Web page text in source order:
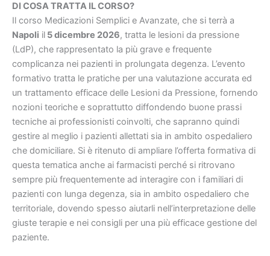
DI COSA TRATTA IL CORSO?
Il corso Medicazioni Semplici e Avanzate, che si terrà a
Napoli il 5 dicembre 2026, tratta le lesioni da pressione
(LdP), che rappresentato la più grave e frequente
complicanza nei pazienti in prolungata degenza. L’evento
formativo tratta le pratiche per una valutazione accurata ed
un trattamento efficace delle Lesioni da Pressione, fornendo
nozioni teoriche e soprattutto diffondendo buone prassi
tecniche ai professionisti coinvolti, che sapranno quindi
gestire al meglio i pazienti allettati sia in ambito ospedaliero
che domiciliare. Si è ritenuto di ampliare l’offerta formativa di
questa tematica anche ai farmacisti perché si ritrovano
sempre più frequentemente ad interagire con i familiari di
pazienti con lunga degenza, sia in ambito ospedaliero che
territoriale, dovendo spesso aiutarli nell’interpretazione delle
giuste terapie e nei consigli per una più efficace gestione del
paziente.